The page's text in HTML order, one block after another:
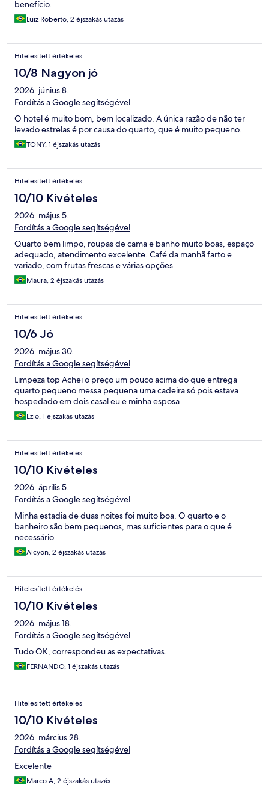
benefício.
Luiz Roberto, 2 éjszakás utazás
Hitelesített értékelés
10/8 Nagyon jó
2026. június 8.
Fordítás a Google segítségével
O hotel é muito bom, bem localizado. A única razão de não ter
levado estrelas é por causa do quarto, que é muito pequeno.
TONY, 1 éjszakás utazás
Hitelesített értékelés
10/10 Kivételes
2026. május 5.
Fordítás a Google segítségével
Quarto bem limpo, roupas de cama e banho muito boas, espaço
adequado, atendimento excelente. Café da manhã farto e
variado, com frutas frescas e várias opções.
Maura, 2 éjszakás utazás
Hitelesített értékelés
10/6 Jó
2026. május 30.
Fordítás a Google segítségével
Limpeza top Achei o preço um pouco acima do que entrega
quarto pequeno messa pequena uma cadeira só pois estava
hospedado em dois casal eu e minha esposa
Ezio, 1 éjszakás utazás
Hitelesített értékelés
10/10 Kivételes
2026. április 5.
Fordítás a Google segítségével
Minha estadia de duas noites foi muito boa. O quarto e o
banheiro são bem pequenos, mas suficientes para o que é
necessário.
Alcyon, 2 éjszakás utazás
Hitelesített értékelés
10/10 Kivételes
2026. május 18.
Fordítás a Google segítségével
Tudo OK, correspondeu as expectativas.
FERNANDO, 1 éjszakás utazás
Hitelesített értékelés
10/10 Kivételes
2026. március 28.
Fordítás a Google segítségével
Excelente
Marco A, 2 éjszakás utazás